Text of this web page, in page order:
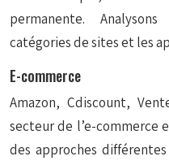
permanente.
catégories de sites et les
E-commerce
Amazon, Cdiscount,
secteur de l’e-commerce
des approches